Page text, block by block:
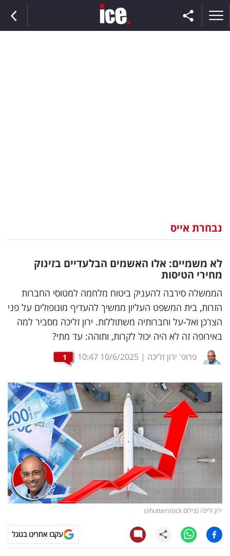
וצרכנות
דיגיטל
וטק
שיווק
ופרסום
משפט
ומחקרים
דעות
רכילות
עסקית
קריפטו
ויראלי
טלוויזיה
נבחרת אייס
לא משמיים: אלו האשמים הבלעדיים בזינוק
מחירי הטיסות
הממשלה סירבה להעניק ביטוח מלחמה למטוסי החברות
הזרות, בית המשפט העליון ממשיך להעדיף מונופולים על פני
הצרכן ואל-על וחברותיה משתוללות. ירון זליכה מסביר למה
באירופה זה לא היה יכול לקרות, ותוהה: עד מתי?
פרופ' ירון זליכה |
10/6/2025
10:47
1
ירון זליכה (צילום shutterstock)
עקבו אחרינו בגוגל